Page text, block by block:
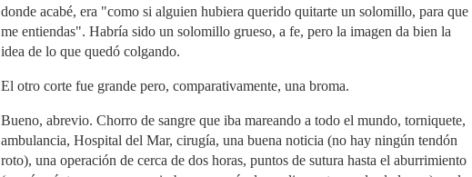
donde acabé, era "como si alguien hubiera querido quitarte un solomillo, para que
me entiendas". Habría sido un solomillo grueso, a fe, pero la imagen da bien la
idea de lo que quedó colgando.
El otro corte fue grande pero, comparativamente, una broma.
Bueno, abrevio. Chorro de sangre que iba mareando a todo el mundo, torniquete,
ambulancia, Hospital del Mar, cirugía, una buena noticia (no hay ningún tendón
roto), una operación de cerca de dos horas, puntos de sutura hasta el aburrimiento